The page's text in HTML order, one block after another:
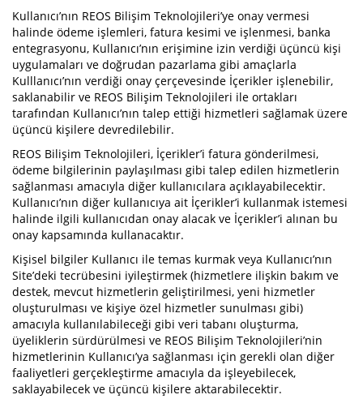
Kullanıcı’nın REOS Bilişim Teknolojileri’ye onay vermesi
halinde ödeme işlemleri, fatura kesimi ve işlenmesi, banka
entegrasyonu, Kullanıcı’nın erişimine izin verdiği üçüncü kişi
uygulamaları ve doğrudan pazarlama gibi amaçlarla
Kulllanıcı’nın verdiği onay çerçevesinde İçerikler işlenebilir,
saklanabilir ve REOS Bilişim Teknolojileri ile ortakları
tarafından Kullanıcı’nın talep ettiği hizmetleri sağlamak üzere
üçüncü kişilere devredilebilir.
REOS Bilişim Teknolojileri, İçerikler’i fatura gönderilmesi,
ödeme bilgilerinin paylaşılması gibi talep edilen hizmetlerin
sağlanması amacıyla diğer kullanıcılara açıklayabilecektir.
Kullanıcı’nın diğer kullanıcıya ait İçerikler’i kullanmak istemesi
halinde ilgili kullanıcıdan onay alacak ve İçerikler’i alınan bu
onay kapsamında kullanacaktır.
Kişisel bilgiler Kullanıcı ile temas kurmak veya Kullanıcı’nın
Site’deki tecrübesini iyileştirmek (hizmetlere ilişkin bakım ve
destek, mevcut hizmetlerin geliştirilmesi, yeni hizmetler
oluşturulması ve kişiye özel hizmetler sunulması gibi)
amacıyla kullanılabileceği gibi veri tabanı oluşturma,
üyeliklerin sürdürülmesi ve REOS Bilişim Teknolojileri’nin
hizmetlerinin Kullanıcı’ya sağlanması için gerekli olan diğer
faaliyetleri gerçekleştirme amacıyla da işleyebilecek,
saklayabilecek ve üçüncü kişilere aktarabilecektir.